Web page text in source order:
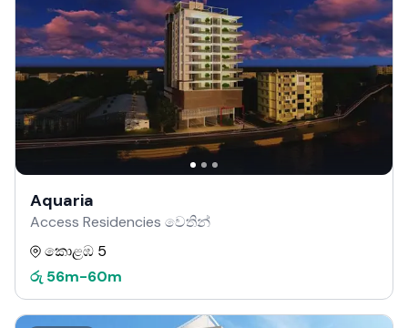
Aquaria
Access Residencies වෙතින්
කොළඹ 5
රු 56m-60m